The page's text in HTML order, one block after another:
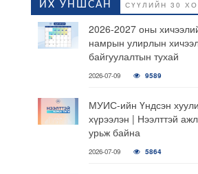
ИХ УНШСАН СҮҮЛИЙН 30
2026-2027 оны
намрын улирлын
байгуулалтын тухай
2026-07-09 9589
МУИС-ийн Үндсэн
хүрээлэн | Нээлттэй
урьж байна
2026-07-09 5864